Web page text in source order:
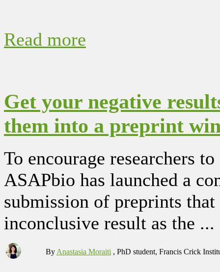
Read more
Get your negative
them into a preprint
To encourage researchers
ASAPbio has launched a
submission of preprints
inconclusive result as the ...
By Anastasia Moraiti , PhD student, Francis Crick